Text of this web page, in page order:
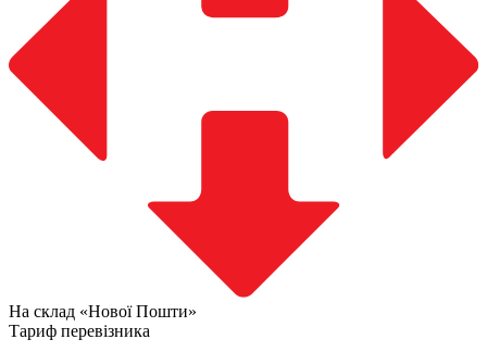
На склад «Нової Пошти»
Тариф перевізника